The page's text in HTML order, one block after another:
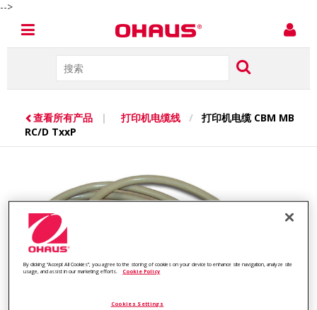
-->
查看所有产品 | 打印机电缆线 / 打印机电缆 CBM MB
RC/D TxxP
By clicking “Accept All Cookies”, you agree to the storing of cookies on your device to enhance site navigation, analyze site
usage, and assist in our marketing efforts.
Cookie Policy
Cookies Settings